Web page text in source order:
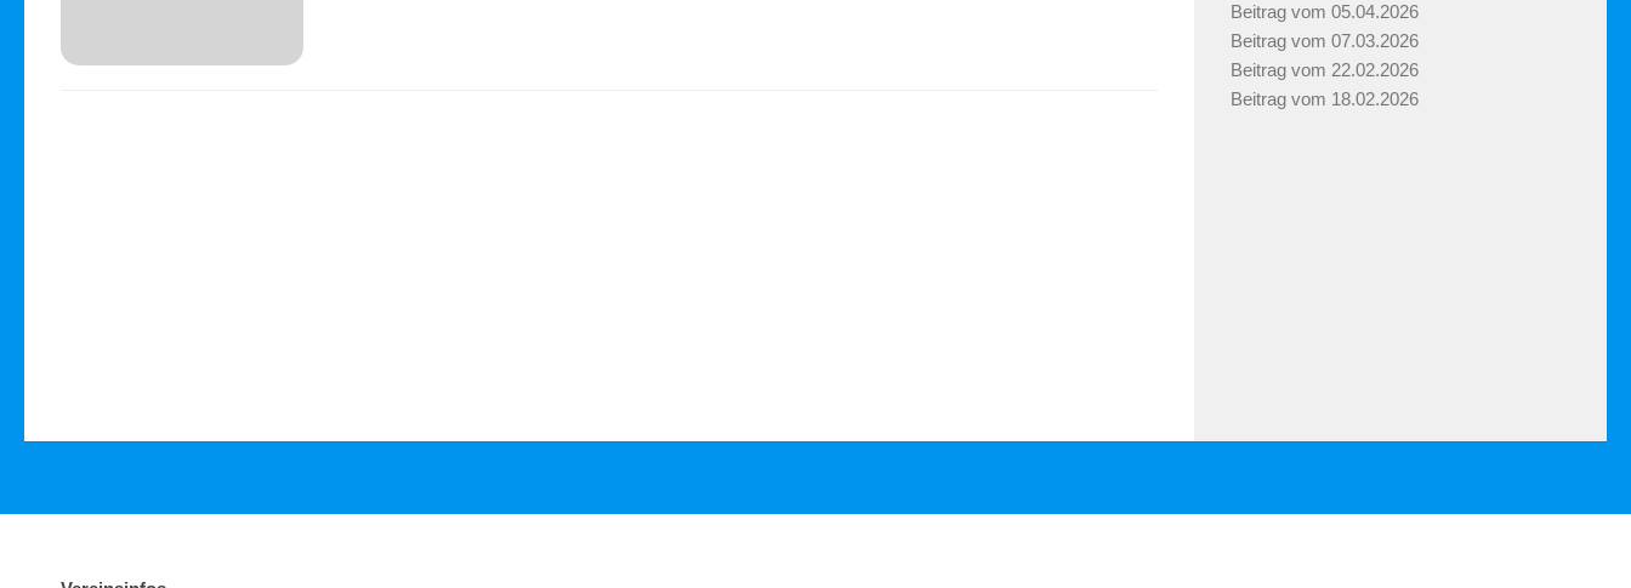
Beitrag vom 05.04.2026
Beitrag vom 07.03.2026
Beitrag vom 22.02.2026
Beitrag vom 18.02.2026